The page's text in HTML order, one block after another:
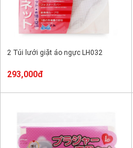
2 Túi lưới giặt áo ngực LH032
293,000đ